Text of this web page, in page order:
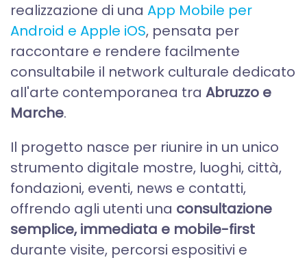
realizzazione di una App Mobile per
Android e Apple iOS, pensata per
raccontare e rendere facilmente
consultabile il network culturale dedicato
all'arte contemporanea tra Abruzzo e
Marche.
Il progetto nasce per riunire in un unico
strumento digitale mostre, luoghi, città,
fondazioni, eventi, news e contatti,
offrendo agli utenti una consultazione
semplice, immediata e mobile-first
durante visite, percorsi espositivi e